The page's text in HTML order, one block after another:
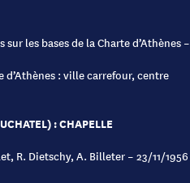
les bases de la Charte d’Athènes –
d’Athènes : ville carrefour, centre
: CHAPELLE
R. Dietschy, A. Billeter – 23/11/1956